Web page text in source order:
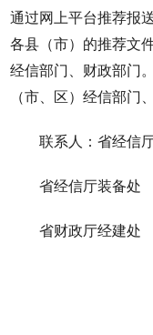
通过网上平台推荐报
各县（市）的推荐文
经信部门、财政部门
（市、区）经信部门
联系人：省经信
省经信厅装备处
省财政厅经建处